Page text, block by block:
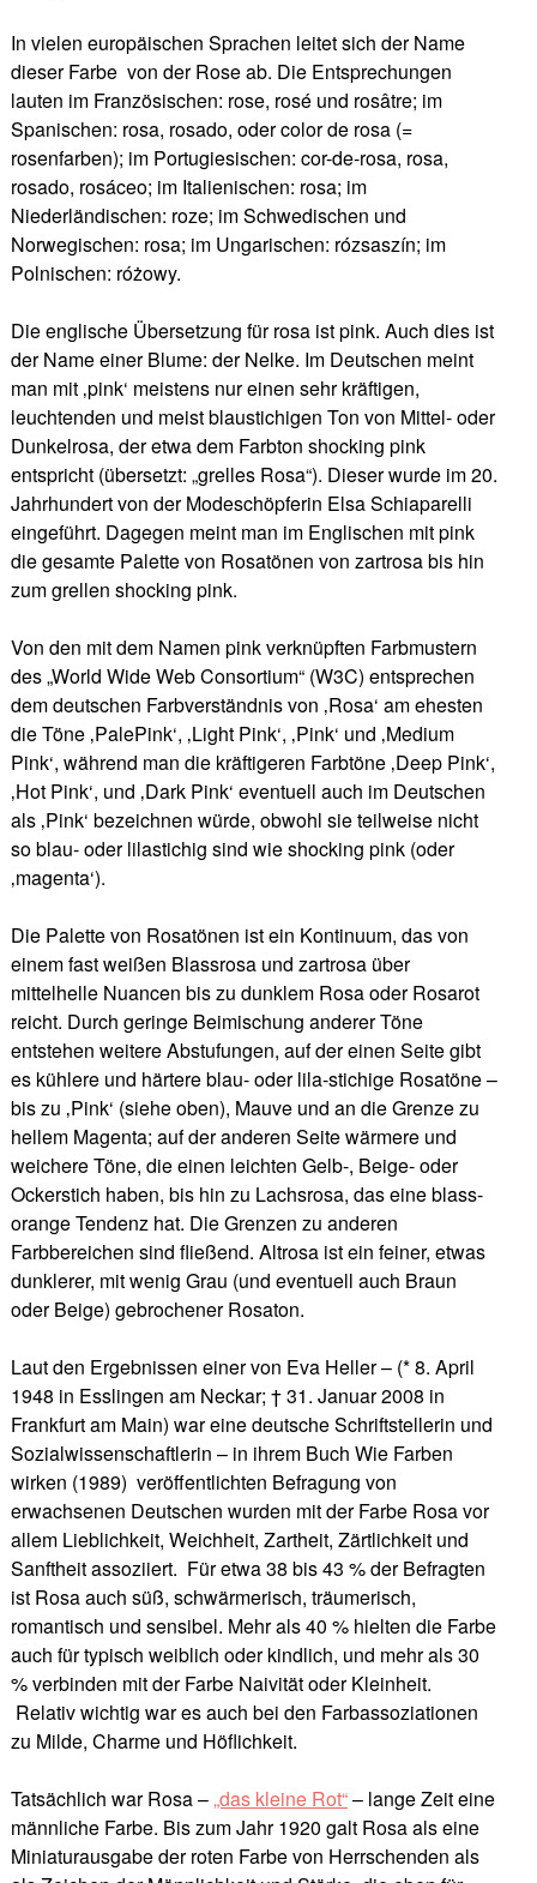
In vielen europäischen Sprachen leitet sich der Name
dieser Farbe von der Rose ab. Die Entsprechungen
lauten im Französischen: rose, rosé und rosâtre; im
Spanischen: rosa, rosado, oder color de rosa (=
rosenfarben); im Portugiesischen: cor-de-rosa, rosa,
rosado, rosáceo; im Italienischen: rosa; im
Niederländischen: roze; im Schwedischen und
Norwegischen: rosa; im Ungarischen: rózsaszín; im
Polnischen: różowy.
Die englische Übersetzung für rosa ist pink. Auch dies ist
der Name einer Blume: der Nelke. Im Deutschen meint
man mit ‚pink‘ meistens nur einen sehr kräftigen,
leuchtenden und meist blaustichigen Ton von Mittel- oder
Dunkelrosa, der etwa dem Farbton shocking pink
entspricht (übersetzt: „grelles Rosa“). Dieser wurde im 20.
Jahrhundert von der Modeschöpferin Elsa Schiaparelli
eingeführt. Dagegen meint man im Englischen mit pink
die gesamte Palette von Rosatönen von zartrosa bis hin
zum grellen shocking pink.
Von den mit dem Namen pink verknüpften Farbmustern
des „World Wide Web Consortium“ (W3C) entsprechen
dem deutschen Farbverständnis von ‚Rosa‘ am ehesten
die Töne ‚PalePink‘, ‚Light Pink‘, ‚Pink‘ und ‚Medium
Pink‘, während man die kräftigeren Farbtöne ‚Deep Pink‘,
‚Hot Pink‘, und ‚Dark Pink‘ eventuell auch im Deutschen
als ‚Pink‘ bezeichnen würde, obwohl sie teilweise nicht
so blau- oder lilastichig sind wie shocking pink (oder
‚magenta‘).
Die Palette von Rosatönen ist ein Kontinuum, das von
einem fast weißen Blassrosa und zartrosa über
mittelhelle Nuancen bis zu dunklem Rosa oder Rosarot
reicht. Durch geringe Beimischung anderer Töne
entstehen weitere Abstufungen, auf der einen Seite gibt
es kühlere und härtere blau- oder lila-stichige Rosatöne –
bis zu ‚Pink‘ (siehe oben), Mauve und an die Grenze zu
hellem Magenta; auf der anderen Seite wärmere und
weichere Töne, die einen leichten Gelb-, Beige- oder
Ockerstich haben, bis hin zu Lachsrosa, das eine blass-
orange Tendenz hat. Die Grenzen zu anderen
Farbbereichen sind fließend. Altrosa ist ein feiner, etwas
dunklerer, mit wenig Grau (und eventuell auch Braun
oder Beige) gebrochener Rosaton.
Laut den Ergebnissen einer von Eva Heller – (* 8. April
1948 in Esslingen am Neckar; † 31. Januar 2008 in
Frankfurt am Main) war eine deutsche Schriftstellerin und
Sozialwissenschaftlerin – in ihrem Buch Wie Farben
wirken (1989) veröffentlichten Befragung von
erwachsenen Deutschen wurden mit der Farbe Rosa vor
allem Lieblichkeit, Weichheit, Zartheit, Zärtlichkeit und
Sanftheit assoziiert. Für etwa 38 bis 43 % der Befragten
ist Rosa auch süß, schwärmerisch, träumerisch,
romantisch und sensibel. Mehr als 40 % hielten die Farbe
auch für typisch weiblich oder kindlich, und mehr als 30
% verbinden mit der Farbe Naivität oder Kleinheit.
Relativ wichtig war es auch bei den Farbassoziationen
zu Milde, Charme und Höflichkeit.
Tatsächlich war Rosa –„das kleine Rot“– lange Zeit eine
männliche Farbe. Bis zum Jahr 1920 galt Rosa als eine
Miniaturausgabe der roten Farbe von Herrschenden als